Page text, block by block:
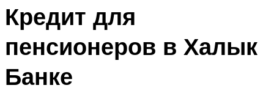
Кредит для
пенсионеров в Халык
Банке